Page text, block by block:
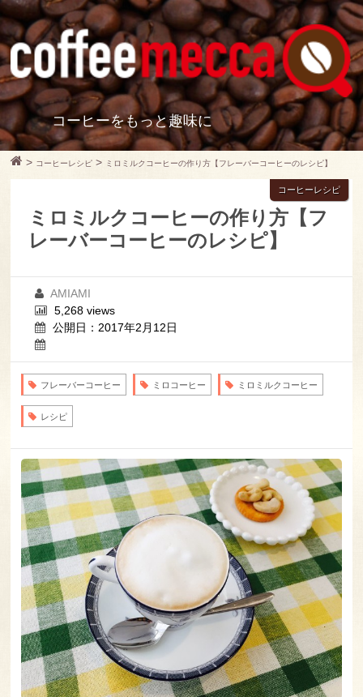
コーヒーをもっと趣味に
> コーヒーレシピ > ミロミルクコーヒーの作り方【フレーバーコーヒーのレシピ】
ミロミルクコーヒーの作り方【フ
レーバーコーヒーのレシピ】
コーヒーレシピ
AMIAMI
5,268 views
公開日：2017年2月12日
フレーバーコーヒー ミロコーヒー ミロミルクコーヒー
レシピ